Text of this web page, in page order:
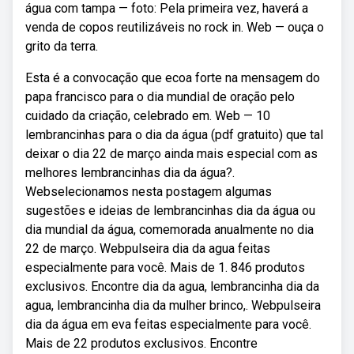
água com tampa — foto: Pela primeira vez, haverá a
venda de copos reutilizáveis no rock in. Web — ouça o
grito da terra.
Esta é a convocação que ecoa forte na mensagem do
papa francisco para o dia mundial de oração pelo
cuidado da criação, celebrado em. Web — 10
lembrancinhas para o dia da água (pdf gratuito) que tal
deixar o dia 22 de março ainda mais especial com as
melhores lembrancinhas dia da água?.
Webselecionamos nesta postagem algumas
sugestões e ideias de lembrancinhas dia da água ou
dia mundial da água, comemorada anualmente no dia
22 de março. Webpulseira dia da agua feitas
especialmente para você. Mais de 1. 846 produtos
exclusivos. Encontre dia da agua, lembrancinha dia da
agua, lembrancinha dia da mulher brinco,. Webpulseira
dia da água em eva feitas especialmente para você.
Mais de 22 produtos exclusivos. Encontre